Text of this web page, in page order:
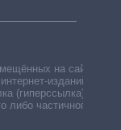
на сайте,
изданий —
(гиперссылка)
либо частичного